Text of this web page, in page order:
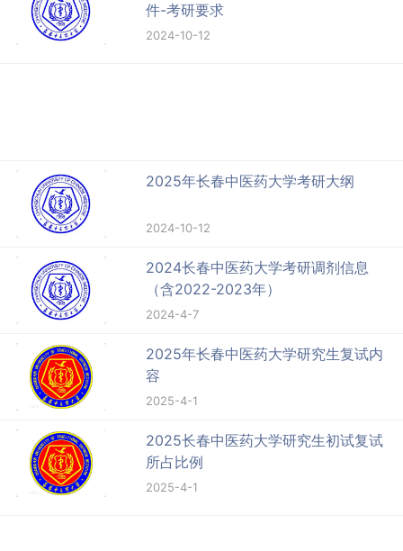
件-考研要求
2024-10-12
2025年长春中医药大学考研大纲
2024-10-12
2024长春中医药大学考研调剂信息
（含2022-2023年）
2024-4-7
2025年长春中医药大学研究生复试内
容
2025-4-1
2025长春中医药大学研究生初试复试
所占比例
2025-4-1